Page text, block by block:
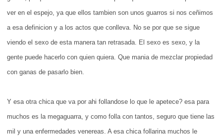
ver en el espejo, ya que ellos tambien son unos guarros si nos ceñimos
a esa definicion y a los actos que conlleva. No se por que se sigue
viendo el sexo de esta manera tan retrasada. El sexo es sexo, y la
gente puede hacerlo con quien quiera. Que mania de mezclar propiedad
con ganas de pasarlo bien.
Y esa otra chica que va por ahi follandose lo que le apetece? esa para
muchos es la megaguarra, y como folla con tantos, seguro que tiene las
mil y una enfermedades venereas. A esa chica follarina muchos le